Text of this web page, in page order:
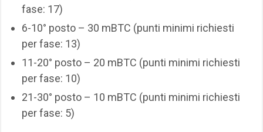
fase: 17)
6-10° posto – 30 mBTC (punti minimi richiesti
per fase: 13)
11-20° posto – 20 mBTC (punti minimi richiesti
per fase: 10)
21-30° posto – 10 mBTC (punti minimi richiesti
per fase: 5)